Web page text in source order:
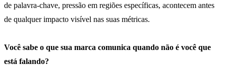
de palavra-chave, pressão em regiões específicas, acontecem antes
de qualquer impacto visível nas suas métricas.
Você sabe o que sua marca comunica quando não é você que
está falando?